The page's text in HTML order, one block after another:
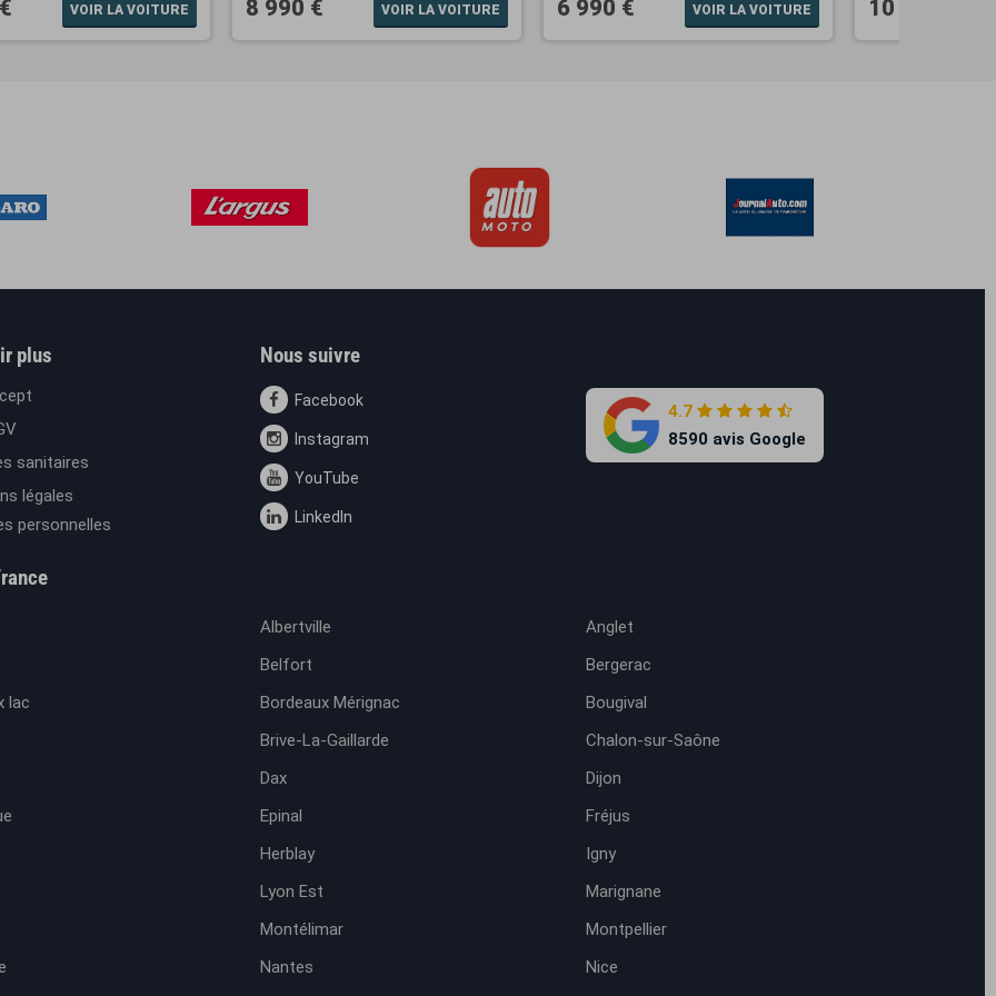
VOIR LA VOITURE 8 990 € VOIR LA VOITURE 6 990 € VOIR LA VOITURE 10 990 €
plus
sanitaires
légales
personnelles
Nous suivre
Facebook
Instagram
YouTube
LinkedIn
4.7
8590 avis Google
Albertville
Anglet
Belfort
Bergerac
lac Bordeaux Mérignac
Bougival
Brive-La-Gaillarde
Chalon-sur-Saône
Dax
Dijon
Epinal
Fréjus
Herblay
Igny
Lyon Est
Marignane
Montélimar
Montpellier
Nantes
Nice